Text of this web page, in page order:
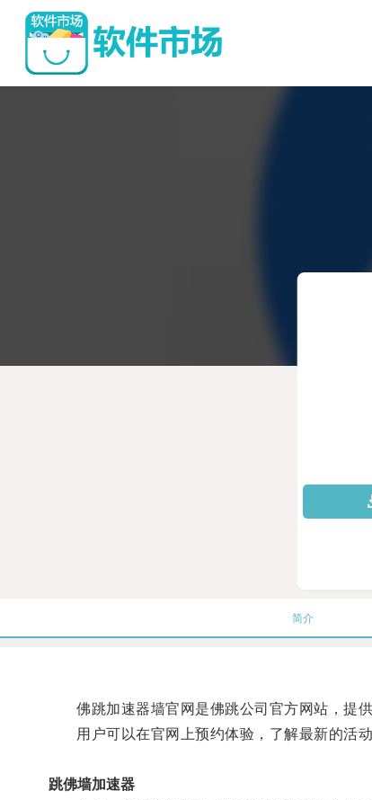
简介
佛跳加速器墙官网是佛跳公司官方网站，提供
用户可以在官网上预约体验，了解最新的活动
跳佛墙加速器